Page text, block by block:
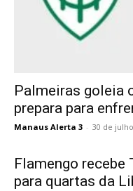
Palmeiras goleia
prepara para
Manaus Alerta 3 - 30 de
Flamengo recebe
para quartas da